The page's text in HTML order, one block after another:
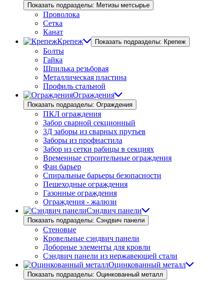
Показать подразделы: Метизы метсырье
Проволока
Сетка
Канат
Крепеж
Показать подразделы: Крепеж
Болты
Гайка
Шпилька резьбовая
Металлическая пластина
Профиль стальной
Ограждения
Показать подразделы: Ограждения
ПКЛ ограждения
Забор сварной секционный
3Д заборы из сварных прутьев
Заборы из профнастила
Забор из сетки рабицы в секциях
Временные строительные ограждения
Фан барьер
Спиральные барьеры безопасности
Пешеходные ограждения
Газонные ограждения
Ограждения - жалюзи
Сэндвич панели
Показать подразделы: Сэндвич панели
Стеновые
Кровельные сэндвич панели
Доборные элементы для кровли
Сэндвич панели из нержавеющей стали
Оцинкованный металл
Показать подразделы: Оцинкованный металл